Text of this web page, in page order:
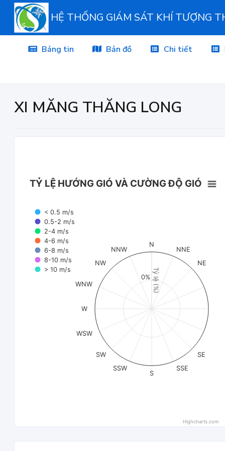
HỆ THỐNG GIÁM SÁT KHÍ TƯỢNG
Bảng tin Bản đồ Chi tiết
XI MĂNG THĂNG LONG
Tỷ lệ (%)
TỶ LỆ HƯỚNG GIÓ VÀ CƯỜNG ĐỘ GIÓ
< 0.5 m/s
0.5-2 m/s
2-4 m/s
4-6 m/s
6-8 m/s
8-10 m/s
> 10 m/s
N
NNE
NE
SE
SSE
S
SSW
SW
WSW
W
WNW
NW
NNW
0%
Highcharts.com